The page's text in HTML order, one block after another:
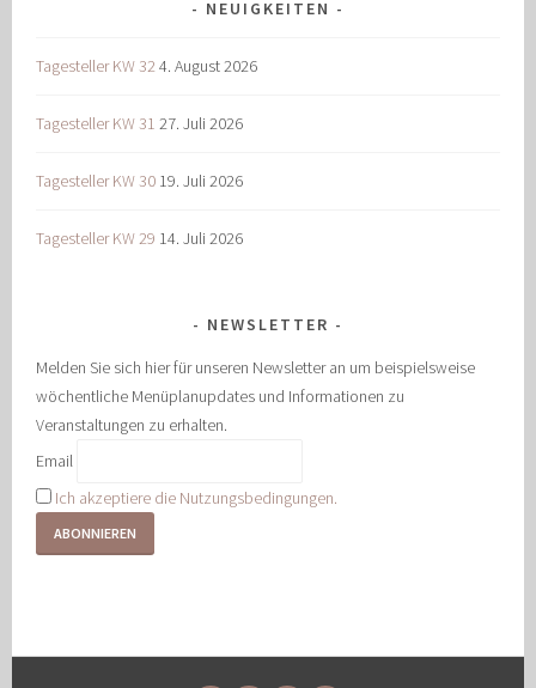
NEUIGKEITEN
Tagesteller KW 324. August 2026
Tagesteller KW 31 27. Juli 2026
Tagesteller KW 30 19. Juli 2026
Tagesteller KW 29 14. Juli 2026
NEWSLETTER
Melden Sie sich hier für unseren Newsletter an um beispielsweise
wöchentliche Menüplanupdates und Informationen zu
Veranstaltungen zu erhalten.
Email
Ich akzeptiere die Nutzungsbedingungen.